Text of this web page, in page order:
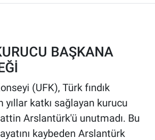
BAŞKANA
(UFK), Türk fındık
yıllar katkı sağlayan kurucu
Arslantürk'ü unutmadı. Bu
kaybeden Arslantürk